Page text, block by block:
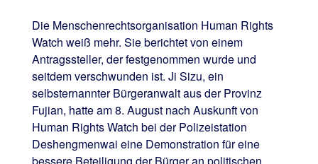
Die Menschenrechtsorganisation Human Rights
Watch weiß mehr. Sie berichtet von einem
Antragssteller, der festgenommen wurde und
seitdem verschwunden ist. Ji Sizu, ein
selbsternannter Bürgeranwalt aus der Provinz
Fujian, hatte am 8. August nach Auskunft von
Human Rights Watch bei der Polizeistation
Deshengmenwai eine Demonstration für eine